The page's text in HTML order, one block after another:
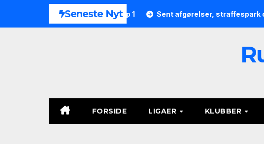
Seneste Nyt
i Second League – Group 1 Sent afgørelser, straffespark og røde
FORSIDE LIGAER KLUBBER